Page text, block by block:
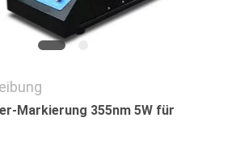
Markierung 355nm 5W für